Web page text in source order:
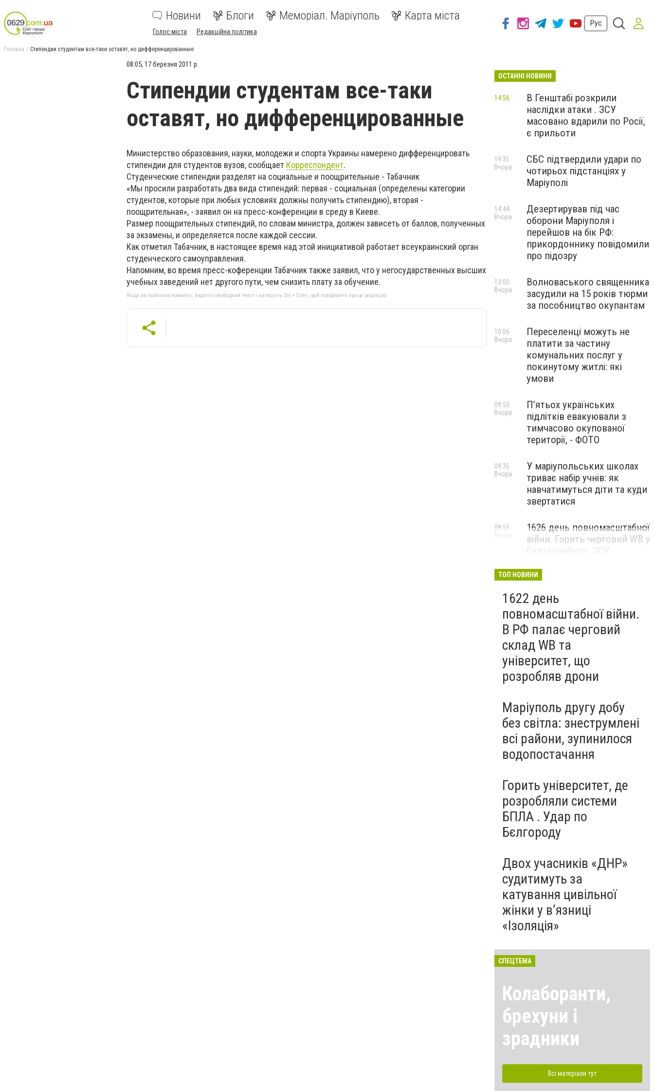
Новини Блоги Меморіал. Маріуполь Карта міста
Голос міста Редакційна політика
Рус
Головна Стипендии студентам все-таки оставят, но дифференцированные
08:05, 17 березня 2011 р.
Стипендии студентам все-таки
оставят, но дифференцированные
Министерство образования, науки, молодежи и спорта Украины намерено дифференцировать
стипендии для студентов вузов, сообщает Корреспондент.
Студенческие стипендии разделят на социальные и поощрительные - Табачник
«Мы просили разработать два вида стипендий: первая - социальная (определены категории
студентов, которые при любых условиях должны получить стипендию), вторая -
поощрительная», - заявил он на пресс-конференции в среду в Киеве.
Размер поощрительных стипендий, по словам министра, должен зависеть от баллов, полученных
за экзамены, и определяется после каждой сессии.
Как отметил Табачник, в настоящее время над этой инициативой работает всеукраинский орган
студенческого самоуправления.
Напомним, во время пресс-коференции Табачник также заявил, что у негосударственных высших
учебных заведений нет другого пути, чем снизить плату за обучение.
Якщо ви помітили помилку, виділіть необхідний текст і натисніть Ctrl + Enter, щоб повідомити про це редакцію
ОСТАННІ НОВИНИ
В Генштабі розкрили
наслідки атаки . ЗСУ
масовано вдарили по Росії,
є прильоти
14:56
СБС підтвердили удари по
чотирьох підстанціях у
Маріуполі
19:31
Вчора
Дезертирував під час
оборони Маріуполя і
перейшов на бік РФ:
прикордоннику повідомили
про підозру
14:44
Вчора
Волноваського священника
засудили на 15 років тюрми
за пособництво окупантам
13:00
Вчора
Переселенці можуть не
платити за частину
комунальних послуг у
покинутому житлі: які
умови
10:06
Вчора
П’ятьох українських
підлітків евакуювали з
тимчасово окупованої
території, - ФОТО
09:53
Вчора
У маріупольських школах
триває набір учнів: як
навчатимуться діти та куди
звертатися
09:35
Вчора
1626 день повномасштабної
війни. Горить черговий WB у
Єкатеринбурзі. ЗСУ
Маріуполі
08:55
Вчора
ТОП НОВИНИ
1622 день
повномасштабної війни.
В РФ палає черговий
склад WB та
університет, що
розробляв дрони
Маріуполь другу добу
без світла: знеструмлені
всі райони, зупинилося
водопостачання
Горить університет, де
розробляли системи
БПЛА . Удар по
Бєлгороду
Двох учасників «ДНР»
судитимуть за
катування цивільної
жінки у в’язниці
«Ізоляція»
СПЕЦТЕМА
Колаборанти,
брехуни і
зрадники
Всі матеріали тут